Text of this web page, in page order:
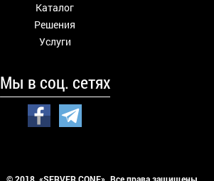
Каталог
Решения
Услуги
Мы в соц. сетях